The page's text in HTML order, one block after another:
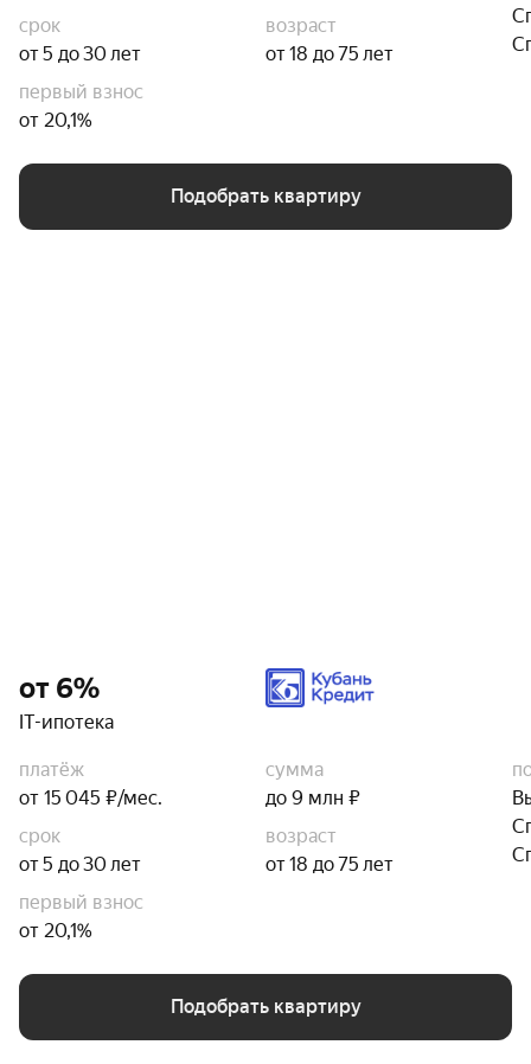
срок
от 5 до 30 лет
возраст
от 18 до 75 лет
первый взнос
от 20,1%
Подобрать квартиру
от 6%
IT-ипотека
платёж
от 15 045 ₽/мес.
сумма
до 9 млн ₽
срок
от 5 до 30 лет
возраст
от 18 до 75 лет
первый взнос
от 20,1%
Подобрать квартиру